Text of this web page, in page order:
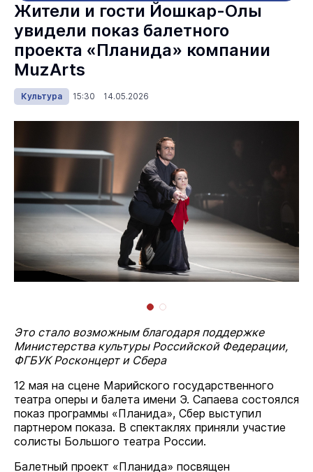
Жители и гости Йошкар-Олы
увидели показ балетного
проекта «Планида» компании
MuzArts
Культура 15:30 14.05.2026
Это стало возможным благодаря поддержке
Министерства культуры Российской Федерации,
ФГБУК Росконцерт и Сбера
12 мая на сцене Марийского государственного
театра оперы и балета имени Э. Сапаева состоялся
показ программы «Планида», Сбер выступил
партнером показа. В спектаклях приняли участие
солисты Большого театра России.
Балетный проект «Планида» посвящен